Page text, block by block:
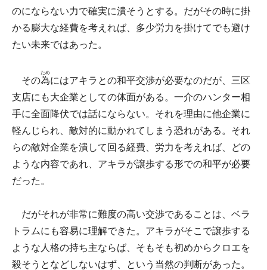
のにならない力で確実に潰そうとする。だがその時に掛
かる膨大な経費を考えれば、多少労力を掛けてでも避け
たい未来ではあった。
その為
ため
にはアキラとの和平交渉が必要なのだが、三区
支店にも大企業としての体面がある。一介のハンター相
手に全面降伏では話にならない。それを理由に他企業に
軽んじられ、敵対的に動かれてしまう恐れがある。それ
らの敵対企業を潰して回る経費、労力を考えれば、どの
ような内容であれ、アキラが譲歩する形での和平が必要
だった。
だがそれが非常に難度の高い交渉であることは、ベラ
トラムにも容易に理解できた。アキラがそこで譲歩する
ような人格の持ち主ならば、そもそも初めからクロエを
殺そうとなどしないはず、という当然の判断があった。